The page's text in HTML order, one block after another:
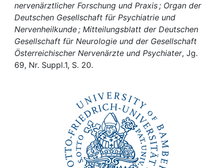
My FIS
Help
nervenärztlicher Forschung und Praxis ; Organ der
Deutschen Gesellschaft für Psychiatrie und
Nervenheilkunde ; Mitteilungsblatt der Deutschen
Gesellschaft für Neurologie und der Gesellschaft
Österreichischer Nervenärzte und Psychiater, Jg.
69, Nr. Suppl.1, S. 20.